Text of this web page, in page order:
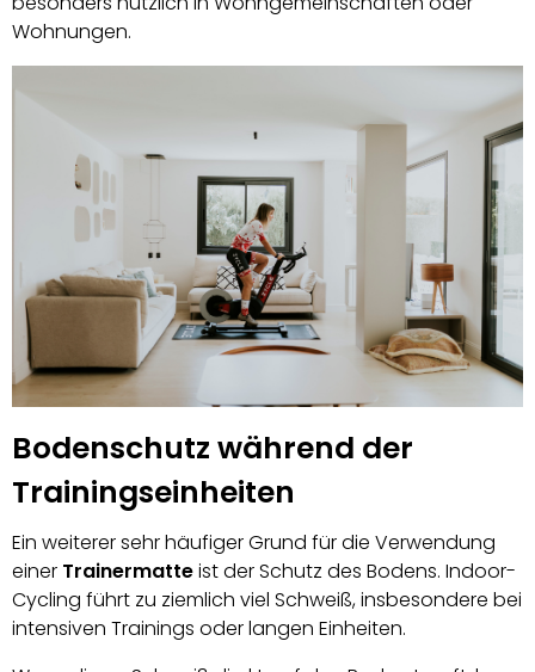
Wohnungen.
Bodenschutz während der
Trainingseinheiten
Ein weiterer sehr häufiger Grund für die Verwendung
einer Trainermatteist der Schutz des Bodens. Indoor-
Cycling führt zu ziemlich viel Schweiß, insbesondere bei
intensiven Trainings oder langen Einheiten.